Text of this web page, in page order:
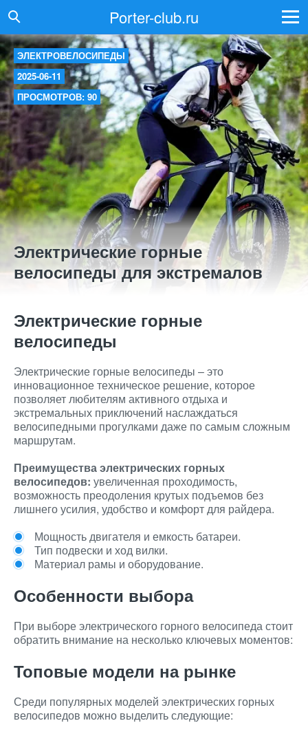
Porter-club.ru
ЭЛЕКТРОВЕЛОСИПЕДЫ
2025-06-11
ПРОСМОТРОВ: 90
Электрические горные
велосипеды для экстремалов
Электрические горные
велосипеды
Электрические горные велосипеды – это
инновационное техническое решение, которое
позволяет любителям активного отдыха и
экстремальных приключений наслаждаться
велосипедными прогулками даже по самым сложным
маршрутам.
Преимущества электрических горных
велосипедов: увеличенная проходимость,
возможность преодоления крутых подъемов без
лишнего усилия, удобство и комфорт для райдера.
Мощность двигателя и емкость батареи.
Тип подвески и ход вилки.
Материал рамы и оборудование.
Особенности выбора
При выборе электрического горного велосипеда стоит
обратить внимание на несколько ключевых моментов:
Топовые модели на рынке
Среди популярных моделей электрических горных
велосипедов можно выделить следующие: